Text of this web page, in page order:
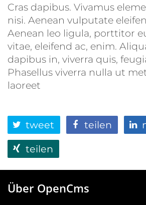
Cras dapibus. Vivamus
nisi. Aenean vulputate
Aenean leo ligula, porttitor
vitae, eleifend ac, enim.
dapibus in, viverra quis,
Phasellus viverra nulla ut
laoreet
tweet teilen
teilen
Über OpenCms